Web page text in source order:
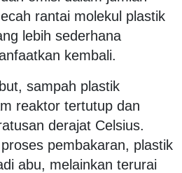
rantai molekul plastik
lebih sederhana
kembali.
sampah plastik
reaktor tertutup dan
derajat Celsius.
pembakaran, plastik
abu, melainkan terurai